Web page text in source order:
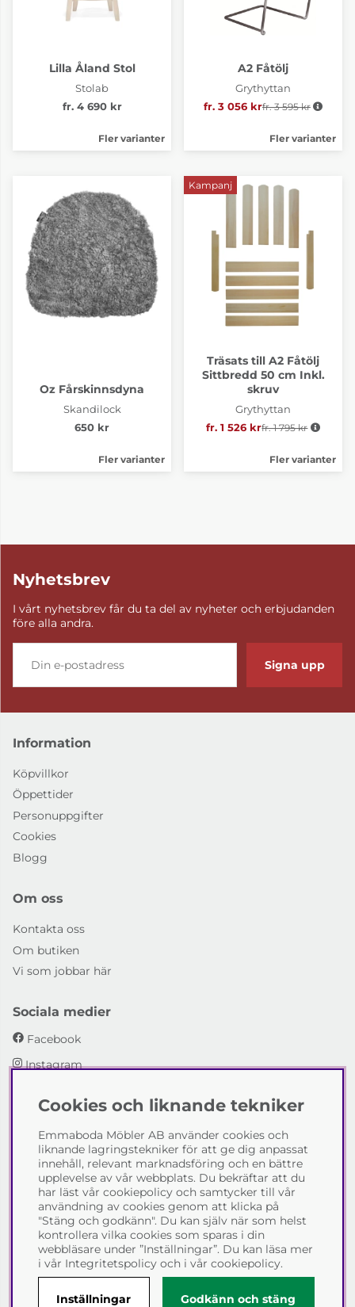
Lilla Åland Stol
Stolab
fr. 4 690 kr
Fler varianter
A2 Fåtölj
Grythyttan
fr. 3 056 krOrdinarie pris:
fr. 3 595 kr
Fler varianter
Oz Fårskinnsdyna
Skandilock
650 kr
Fler varianter
Kampanj
Träsats till A2 Fåtölj
Sittbredd 50 cm Inkl.
skruv
Grythyttan
fr. 1 526 krOrdinarie pris:
fr. 1 795 kr
Fler varianter
Nyhetsbrev
I vårt nyhetsbrev får du ta del av nyheter och erbjudanden
före alla andra.
Signa upp
Information
Köpvillkor
Öppettider
Personuppgifter
Cookies
Blogg
Om oss
Kontakta oss
Om butiken
Vi som jobbar här
Sociala medier
Facebook
Instagram
Emmaboda Möbler AB
I fyra generationer har vi hjälpt människor att möblera
sina hem och uppfylla sina inredningsdrömmar med
möbeldesign av högsta kvalitet. Vi vill hjälpa just dig att
skapa ditt drömhem - kontakta gärna oss och berätta
hur vi kan hjälpa dig.
Telefon:0471-13690
E-post:info@emmabodamobler.se
Cookies och liknande tekniker
Emmaboda Möbler AB använder cookies och
liknande lagringstekniker för att ge dig anpassat
innehåll, relevant marknadsföring och en bättre
upplevelse av vår webbplats. Du bekräftar att du
har läst vår cookiepolicy och samtycker till vår
användning av cookies genom att klicka på
"Stäng och godkänn". Du kan själv när som helst
kontrollera vilka cookies som sparas i din
webbläsare under ”Inställningar”. Du kan läsa mer
i vår Integritetspolicy och i vår cookiepolicy.
Inställningar Godkänn och stäng